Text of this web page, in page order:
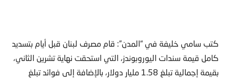
كتب سامي خليفة في “المدن”: قام مصرف لبنان قبل أيام بتسديد
كامل قيمة سندات اليوروبوندز، التي استحقت نهاية تشرين الثاني،
بقيمة إجمالية تبلغ 1.58 مليار دولار، بالإضافة إلى فوائد تبلغ